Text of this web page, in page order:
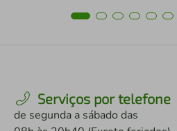
Serviços por telefone
de segunda a sábado das